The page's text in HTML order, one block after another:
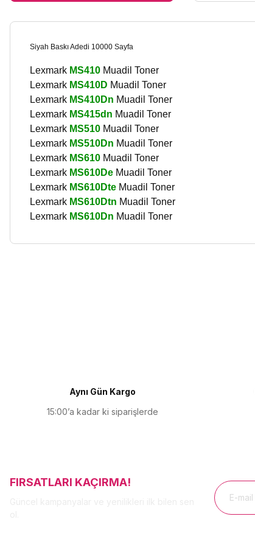
Siyah Baskı Adedi 10000 Sayfa
Lexmark MS410 Muadil Toner
Lexmark MS410D Muadil Toner
Lexmark MS410Dn Muadil Toner
Lexmark MS415dn Muadil Toner
Lexmark MS510 Muadil Toner
Lexmark MS510Dn Muadil Toner
Lexmark MS610 Muadil Toner
Lexmark MS610De Muadil Toner
Lexmark MS610Dte Muadil Toner
Lexmark MS610Dtn Muadil Toner
Lexmark MS610Dn Muadil Toner
Bu ürüne benzer farklı alternatifler olmalı.
Aynı Gün Kargo
15:00’a kadar ki siparişlerde
FIRSATLARI KAÇIRMA!